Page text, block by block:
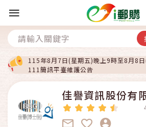
115年8月7日(星期五)晚上9時至8月8
111簡訊平臺維護公告
佳譽資訊股份有